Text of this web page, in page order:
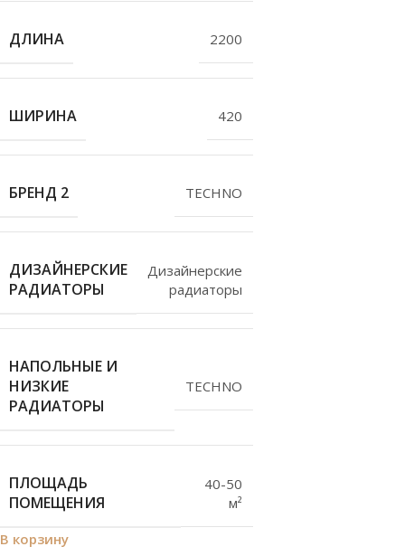
ДЛИНА 2200
ШИРИНА 420
БРЕНД 2 TECHNO
ДИЗАЙНЕРСКИЕ
РАДИАТОРЫ
Дизайнерские
радиаторы
НАПОЛЬНЫЕ И
НИЗКИЕ
РАДИАТОРЫ
TECHNO
ПЛОЩАДЬ
ПОМЕЩЕНИЯ
40-50
м²
В корзину